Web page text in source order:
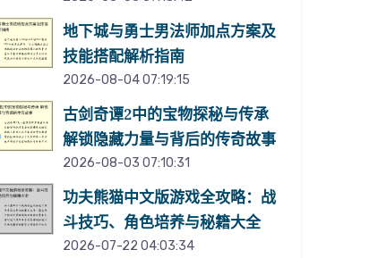
地下城与勇士男法师加点方案及
技能搭配解析指南
2026-08-04 07:19:15
古剑奇谭2中的宝物探秘与传承
解锁隐藏力量与背后的传奇故事
2026-08-03 07:10:31
功夫熊猫中文版游戏全攻略：战
斗技巧、角色培养与秘籍大全
2026-07-22 04:03:34